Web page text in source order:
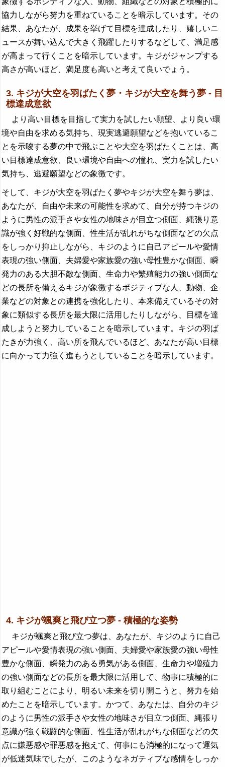
協力しながら努力を重ねていることを暗示しています。その
結果、あなたが、成果を挙げて目標を達成したり、嬉しいニ
ュースが舞い込んで大きく飛躍したりするなどして、満足感
が高まって行くことを暗示しています。キジがジャンプする
高さが高いほど、満足度も高いと考えて良いでょう。
3. キジが大空を羽ばたく夢・キジが大空を舞う夢 - 目
標達成意欲
より高い目標を目指して実力を試したい願望、より良い環
境や自由を求める気持ち、現実逃避願望などを抱いているこ
とを示唆する夢の中で飛ぶことや大空を羽ばたくことは、高
い目標達成意欲、良い環境や自由への憧れ、実力を試したい
気持ち、逃避願望などの象徴です。
そして、キジが大空を羽ばたく夢やキジが大空を舞う夢は、
あなたが、自由や未来の可能性を求めて、自分が持つキジの
ように男性の派手さや女性の地味さが目立つ側面、縄張り意
識が強く好戦的な側面、性生活が乱れがちな側面などの欠点
をしっかり抑止しながら、キジのように自己アピールや愛情
表現の強い側面、夫婦愛や家族愛の強い母性豊かな側面、瞬
発力のある大胆不敵な側面、生命力や繁殖能力の強い側面な
どの長所を備えるキジが象徴するポジティブな人、動物、企
業などの対象との連携を強化したり、本来備えているその対
象に類似する長所を最大限に活用したりしながら、目標を達
成しようと努力していることを暗示しています。キジの羽ば
たきが力強く、高い所を飛んでいるほど、あなたが高い目標
に向かって力強く進もうとしていることを暗示しています。
4. キジが颯爽と飛び立つ夢 - 積極的な姿勢
キジが颯爽と飛び立つ夢は、あなたが、キジのように自己
アピールや愛情表現の強い側面、夫婦愛や家族愛の強い母性
豊かな側面、瞬発力のある勇気がある側面、生命力や増殖力
の強い側面などの長所を最大限に活用して、物事に積極的に
取り組むことにより、明るい未来を切り開こうと、努力を始
めたことを暗示しています。かつて、あなたは、自分のキジ
のように男性の派手さや女性の地味さが目立つ側面、縄張り
意識が強く戦闘的な側面、性生活が乱れがちな側面などの欠
点に嫌悪感や罪悪感を抱えて、何事にも消極的になって運気
が低迷気味でしたが、このようなネガティブな感情をしっか